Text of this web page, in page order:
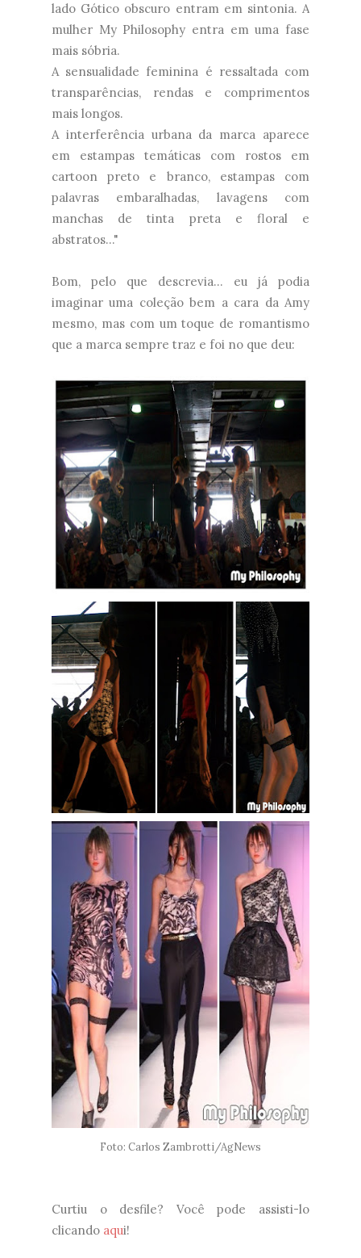
lado Gótico obscuro entram em sintonia. A
mulher My Philosophy entra em uma fase
mais sóbria.
A sensualidade feminina é ressaltada com
transparências, rendas e comprimentos
mais longos.
A interferência urbana da marca aparece
em estampas temáticas com rostos em
cartoon preto e branco, estampas com
palavras embaralhadas, lavagens com
manchas de tinta preta e floral e
abstratos..."
Bom, pelo que descrevia... eu já podia
imaginar uma coleção bem a cara da Amy
mesmo, mas com um toque de romantismo
que a marca sempre traz e foi no que deu:
Foto: Carlos Zambrotti/AgNews
Curtiu o desfile? Você pode assisti-lo
clicando aqui!